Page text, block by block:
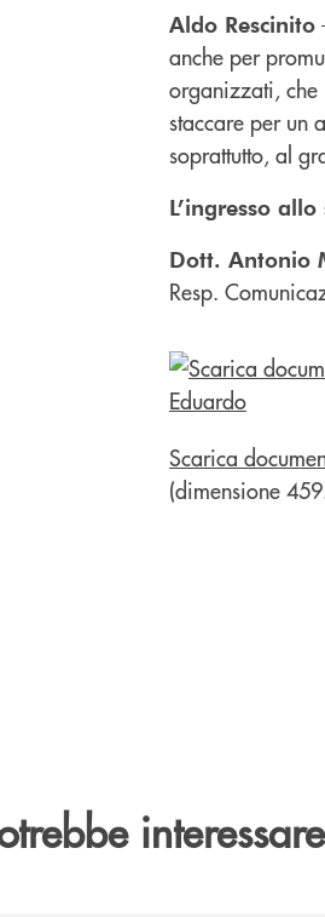
Aldo Rescinito
anche per
organizzati, che
staccare per un
soprattutto, al
L’ingresso
Dott. Antonio
Resp.
Scarica
(dimensione